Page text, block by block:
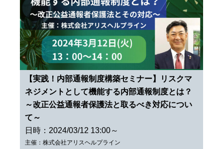
【実践！内部通報制度構築セミナー】リスクマ
ネジメントとして機能する内部通報制度とは？
～改正公益通報者保護法と取るべき対応につい
て～
日時：2024/03/12 13:00～
主催：株式会社アリスヘルプライン